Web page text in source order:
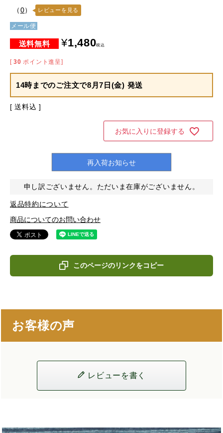
（0） レビューを見る
メール便
¥1,480税込
[ 30 ポイント進呈]
14時までのご注文で8月7日(金) 発送
送料込
お気に入りに登録する
再入荷お知らせ
申し訳ございません。ただいま在庫がございません。
返品特約について
商品についてのお問い合わせ
このページのリンクをコピー
お客様の声
レビューを書く